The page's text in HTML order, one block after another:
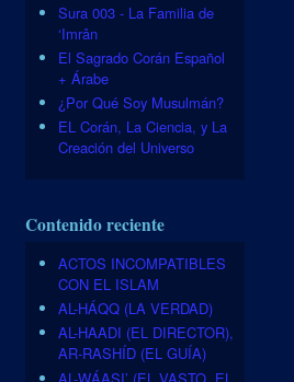
Sura 003 - La Familia de
‘Imrân
El Sagrado Corán Español
+ Árabe
¿Por Qué Soy Musulmán?
EL Corán, La Ciencia, y La
Creación del Universo
Contenido reciente
ACTOS INCOMPATIBLES
CON EL ISLAM
AL-HÁQQ (LA VERDAD)
AL-HAADI (EL DIRECTOR),
AR-RASHÍD (EL GUÍA)
AL-WÁASI’ (EL VASTO, EL